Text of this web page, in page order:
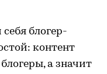
блогер-
контент
а значит